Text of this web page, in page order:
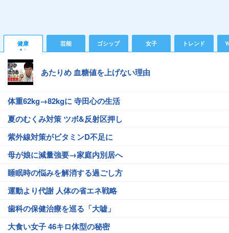
健康 芸能 ゴシップ 女子 トレンド
あたりめ 血糖値を上げない理由
体重62kg→82kgに 寺田心の生活
夏のむくみ対策 ツボ&反射区押し
紫外線対策がビタミンD不足に
母が娘に減量強要→家庭内別居へ
睡眠時の悩みを解消する過ごし方
運動より代謝 人体の省エネ戦略
歯科の保健治療を巡る「大嘘」
大食い女子 46キロ体型の秘密